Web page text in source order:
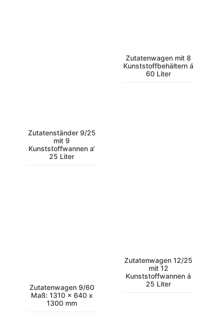
Zutatenständer 9/25
mit 9
Kunststoffwannen a‘
25 Liter
Zutatenwagen mit 8
Kunststoffbehältern á
60 Liter
Zutatenwagen 9/60
Maß: 1310 x 640 x
1300 mm
Zutatenwagen 12/25
mit 12
Kunststoffwannen á
25 Liter